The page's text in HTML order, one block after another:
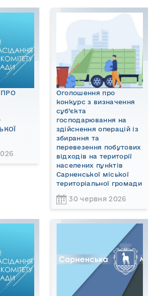
Оголошення про
конкурс з визначення
суб’єкта
господарювання на
здійснення операцій із
збирання та
перевезення побутових
відходів на території
населених пунктів
Сарненської міської
територіальної громади
30 червня 2026